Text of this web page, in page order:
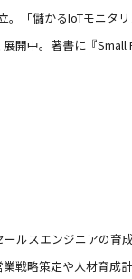
「儲かるIoTモニタ
中。著書に『Small
ルスエンジニアの育
戦略策定や人材育成